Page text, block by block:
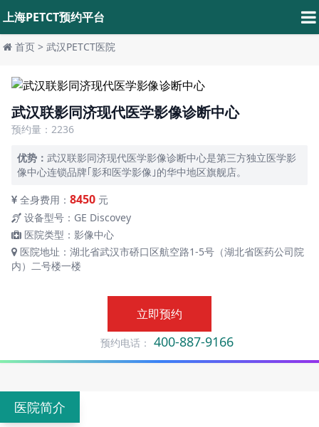
上海PETCT预约平台
首页 > 武汉PETCT医院
武汉联影同济现代医学影像诊断中心
预约量：2236
优势： 武汉联影同济现代医学影像诊断中心是第三方独立医学影
像中心连锁品牌｢影和医学影像｣的华中地区旗舰店。
全身费用： 8450 元
设备型号：GE Discovey
医院类型：影像中心
医院地址：湖北省武汉市硚口区航空路1-5号（湖北省医药公司院
内）二号楼一楼
立即预约
预约电话： 400-887-9166
医院简介